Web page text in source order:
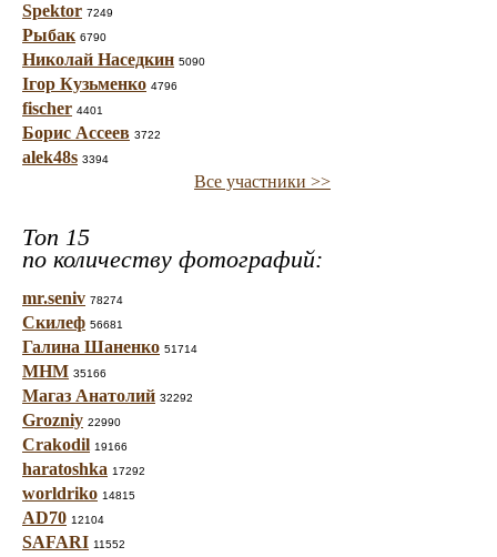
Spektor 7249
Рыбак 6790
Николай Наседкин 5090
Ігор Кузьменко 4796
fischer 4401
Борис Ассеев 3722
alek48s 3394
Все участники >>
Топ 15
по количеству фотографий:
mr.seniv 78274
Скилеф 56681
Галина Шаненко 51714
МНМ 35166
Магаз Анатолий 32292
Grozniy 22990
Crakodil 19166
haratoshka 17292
worldriko 14815
AD70 12104
SAFARI 11552